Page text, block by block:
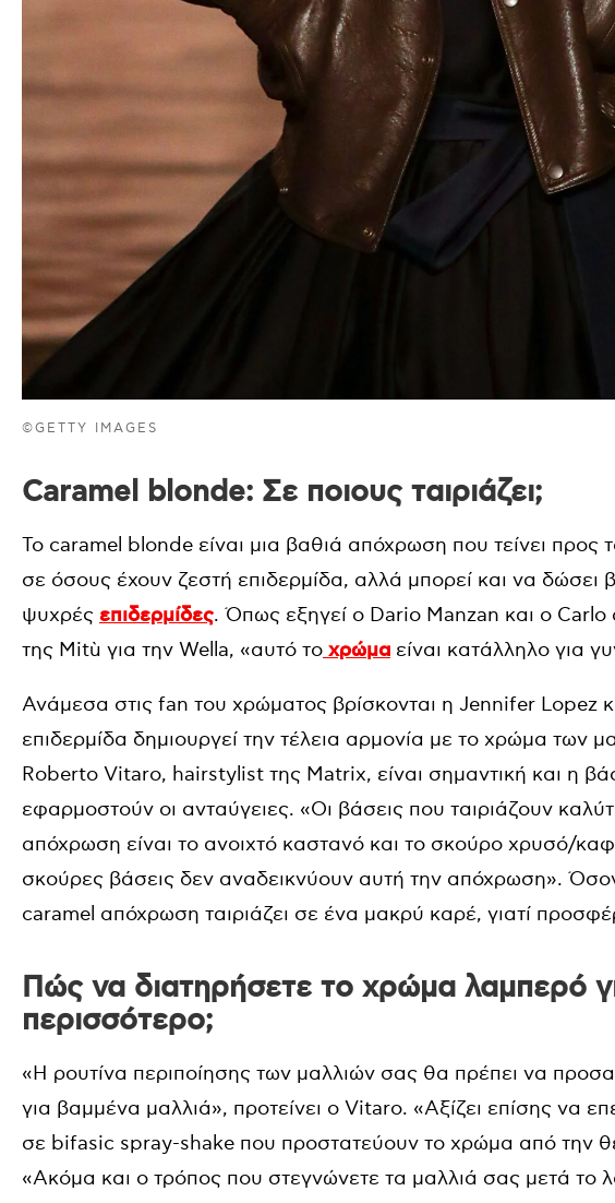
©GETTY IMAGES
Caramel blonde: Σε ποιους ταιριάζει;
Το caramel blonde είναι μια βαθιά απόχρωση που τείνει προς
σε όσους έχουν ζεστή επιδερμίδα, αλλά μπορεί και να
ψυχρές επιδερμίδες. Όπως εξηγεί ο Dario Manzan και ο
της Mitù για την Wella, «αυτό το χρώμα είναι κατάλληλο για
Ανάμεσα στις fan του χρώματος βρίσκονται η Jennifer Lopez
επιδερμίδα δημιουργεί την τέλεια αρμονία με το χρώμα των
Roberto Vitaro, hairstylist της Matrix, είναι σημαντική και η
εφαρμοστούν οι ανταύγειες. «Οι βάσεις που ταιριάζουν
απόχρωση είναι το ανοιχτό καστανό και το σκούρο χρυσό/
σκούρες βάσεις δεν αναδεικνύουν αυτή την απόχρωση».
caramel απόχρωση ταιριάζει σε ένα μακρύ καρέ, γιατί
Πώς να διατηρήσετε το χρώμα λαμπερό
περισσότερο;
«Η ρουτίνα περιποίησης των μαλλιών σας θα πρέπει να
για βαμμένα μαλλιά», προτείνει ο Vitaro. «Αξίζει επίσης να
σε bifasic spray-shake που προστατεύουν το χρώμα από την
«Ακόμα και ο τρόπος που στεγνώνετε τα μαλλιά σας μετά το